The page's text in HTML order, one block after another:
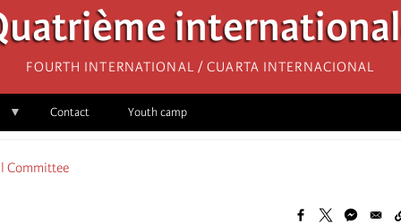
Fourth International / Cuarta Internacional
Contact Youth camp
Committee